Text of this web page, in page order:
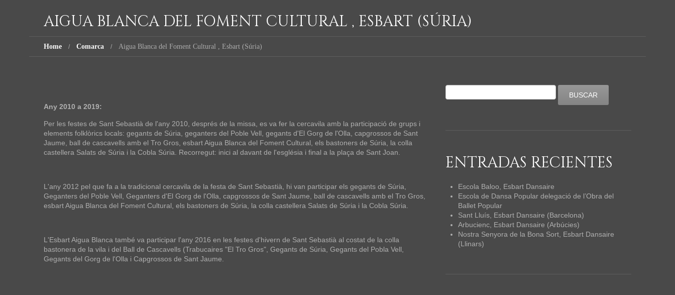
AIGUA BLANCA DEL FOMENT CULTURAL , ESBART (SÚRIA)
Home Comarca Aigua Blanca del Foment Cultural , Esbart (Súria)
Any 2010 a 2019:
Per les festes de Sant Sebastià de l'any 2010, després de la missa, es va fer la cercavila amb la participació de grups i
elements folklòrics locals: gegants de Súria, geganters del Poble Vell, gegants d'El Gorg de l'Olla, capgrossos de Sant
Jaume, ball de cascavells amb el Tro Gros, esbart Aigua Blanca del Foment Cultural, els bastoners de Súria, la colla
castellera Salats de Súria i la Cobla Súria. Recorregut: inici al davant de l'església i final a la plaça de Sant Joan.
L'any 2012 pel que fa a la tradicional cercavila de la festa de Sant Sebastià, hi van participar els gegants de Súria,
Geganters del Poble Vell, Geganters d'El Gorg de l'Olla, capgrossos de Sant Jaume, ball de cascavells amb el Tro Gros,
esbart Aigua Blanca del Foment Cultural, els bastoners de Súria, la colla castellera Salats de Súria i la Cobla Súria.
L'Esbart Aigua Blanca també va participar l'any 2016 en les festes d'hivern de Sant Sebastià al costat de la colla
bastonera de la vila i del Ball de Cascavells (Trabucaires "El Tro Gros", Gegants de Súria, Gegants del Pobla Vell,
Gegants del Gorg de l'Olla i Capgrossos de Sant Jaume.
ENTRADAS RECIENTES
Escola Baloo, Esbart Dansaire
Escola de Dansa Popular delegació de l’Obra del
Ballet Popular
Sant Lluís, Esbart Dansaire (Barcelona)
Arbucienc, Esbart Dansaire (Arbúcies)
Nostra Senyora de la Bona Sort, Esbart Dansaire
(Llinars)